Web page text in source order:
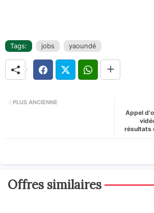
Tags: jobs yaoundé
Appel
résultats
PLUS ANCIENNE
Offres similaires